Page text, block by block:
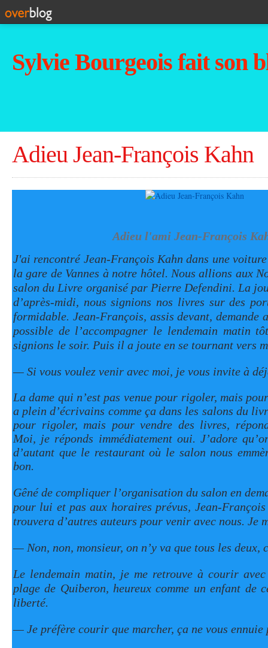
Sylvie Bourgeois fait son
Adieu Jean-François Kahn
Adieu l'ami Jean-François
J'ai rencontré Jean-François Kahn dans une
la gare de Vannes à notre hôtel. Nous allions aux
salon du Livre organisé par Pierre Defendini. La
d’après-midi, nous signions nos livres sur des
formidable. Jean-François, assis devant, demande
possible de l’accompagner le lendemain matin
signions le soir. Puis il a joute en se tournant vers
— Si vous voulez venir avec moi, je vous invite à
La dame qui n’est pas venue pour rigoler, mais
a plein d’écrivains comme ça dans les salons du
pour rigoler, mais pour vendre des livres,
Moi, je réponds immédiatement oui. J’adore
d’autant que le restaurant où le salon nous
bon.
Gêné de compliquer l’organisation du salon en
pour lui et pas aux horaires prévus, Jean-
trouvera d’autres auteurs pour venir avec nous. Je
— Non, non, monsieur, on n’y va que tous les deux,
Le lendemain matin, je me retrouve à courir
plage de Quiberon, heureux comme un enfant de
liberté.
— Je préfère courir que marcher, ça ne vous ennuie